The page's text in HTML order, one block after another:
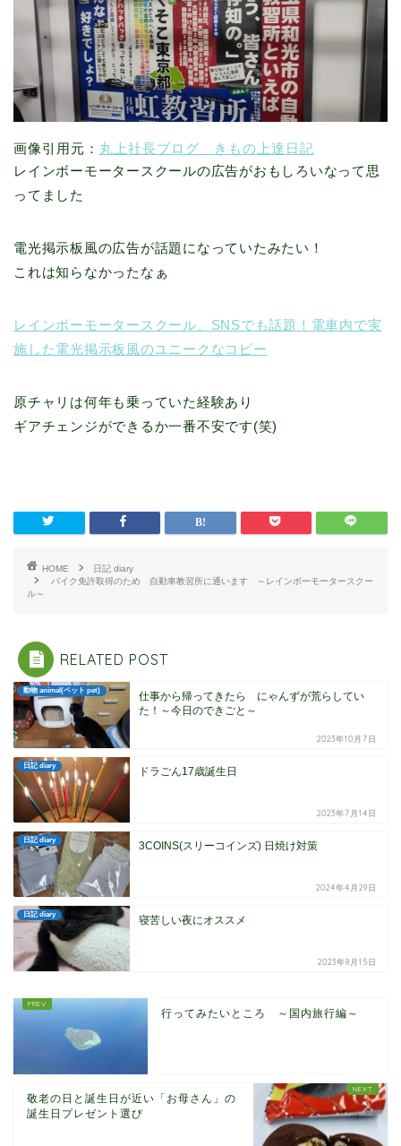
画像引用元： 丸上社長ブログ きもの上達日記
レインボーモータースクールの広告がおもしろいなって思
ってました
電光掲示板風の広告が話題になっていたみたい！
これは知らなかったなぁ
レインボーモータースクール、SNSでも話題！電車内で実
施した電光掲示板風のユニークなコピー
原チャリは何年も乗っていた経験あり
ギアチェンジができるか一番不安です(笑)
HOME
日記 diary
バイク免許取得のため 自動車教習所に通います ～レインボーモータースクー
ル～
RELATED POST
動物 animal(ペット pet)
仕事から帰ってきたら にゃんずが荒らしてい
た！～今日のできごと～
2023年10月7日
日記 diary ドラごん17歳誕生日
2023年7月14日
日記 diary 3COINS(スリーコインズ) 日焼け対策
2024年4月29日
日記 diary 寝苦しい夜にオススメ
2023年8月15日
行ってみたいところ ～国内旅行編～
敬老の日と誕生日が近い「お母さん」の
誕生日プレゼント選び